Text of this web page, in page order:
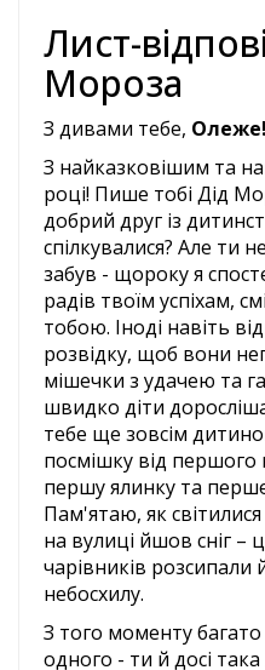
Лист-
Мороза
З дивами тебе, Олеже!
З найказковішим та
році! Пише тобі Дід
добрий друг із
спілкувалися? Але ти
забув - щороку я
радів твоїм успіхам,
тобою. Іноді навіть
розвідку, щоб вони
мішечки з удачею та
швидко діти
тебе ще зовсім
посмішку від першого
першу ялинку та
Пам'ятаю, як
на вулиці йшов сніг
чарівників
небосхилу.
З того моменту
одного - ти й досі